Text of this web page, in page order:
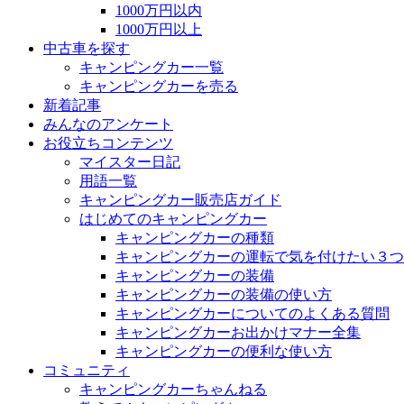
1000万円以内
1000万円以上
中古車を探す
キャンピングカー一覧
キャンピングカーを売る
新着記事
みんなのアンケート
お役立ちコンテンツ
マイスター日記
用語一覧
キャンピングカー販売店ガイド
はじめてのキャンピングカー
キャンピングカーの種類
キャンピングカーの運転で気を付けたい３
キャンピングカーの装備
キャンピングカーの装備の使い方
キャンピングカーについてのよくある質問
キャンピングカーお出かけマナー全集
キャンピングカーの便利な使い方
コミュニティ
キャンピングカーちゃんねる